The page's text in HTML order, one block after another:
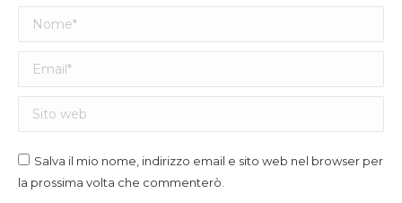
Nome *
Email *
Sito web
Salva il mio nome, indirizzo email e sito web nel browser per
la prossima volta che commenterò.